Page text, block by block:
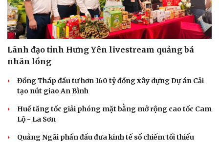
Dinh dưỡng - món ngon
Cây thuốc
Sản phụ khoa
Nhi khoa
Nam khoa
Làm đẹp - giảm cân
Phòng mạch online
Ăn sạch sống khỏe
Nhà đẹp
Blog
Tình yêu - Gia đình
Lãnh đạo tỉnh Hưng Yên livestream quảng bá
nhãn lồng
Đồng Tháp đầu tư hơn 160 tỷ đồng xây dựng Dự án Cải
tạo nút giao An Bình
Huế tăng tốc giải phóng mặt bằng mở rộng cao tốc Cam
Lộ - La Sơn
Quảng Ngãi phấn đấu đưa kinh tế số chiếm tối thiểu